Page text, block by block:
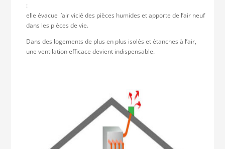
:
elle évacue l’air vicié des pièces humides et apporte de l’air neuf
dans les pièces de vie.
Dans des logements de plus en plus isolés et étanches à l’air,
une ventilation efficace devient indispensable.